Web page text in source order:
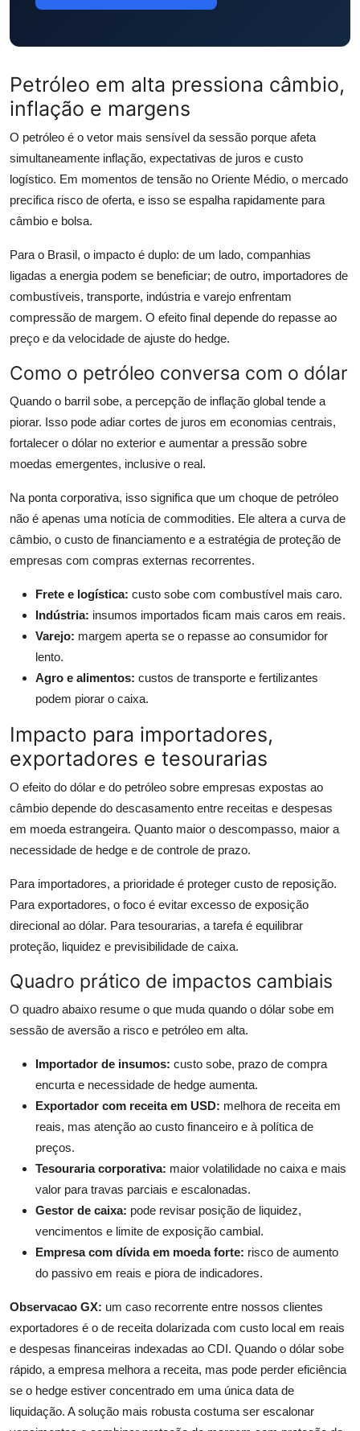
Petróleo em alta pressiona câmbio,
inflação e margens
O petróleo é o vetor mais sensível da sessão porque afeta
simultaneamente inflação, expectativas de juros e custo
logístico. Em momentos de tensão no Oriente Médio, o mercado
precifica risco de oferta, e isso se espalha rapidamente para
câmbio e bolsa.
Para o Brasil, o impacto é duplo: de um lado, companhias
ligadas a energia podem se beneficiar; de outro, importadores de
combustíveis, transporte, indústria e varejo enfrentam
compressão de margem. O efeito final depende do repasse ao
preço e da velocidade de ajuste do hedge.
Como o petróleo conversa com o dólar
Quando o barril sobe, a percepção de inflação global tende a
piorar. Isso pode adiar cortes de juros em economias centrais,
fortalecer o dólar no exterior e aumentar a pressão sobre
moedas emergentes, inclusive o real.
Na ponta corporativa, isso significa que um choque de petróleo
não é apenas uma notícia de commodities. Ele altera a curva de
câmbio, o custo de financiamento e a estratégia de proteção de
empresas com compras externas recorrentes.
Frete e logística: custo sobe com combustível mais caro.
Indústria: insumos importados ficam mais caros em reais.
Varejo: margem aperta se o repasse ao consumidor for
lento.
Agro e alimentos: custos de transporte e fertilizantes
podem piorar o caixa.
Impacto para importadores,
exportadores e tesourarias
O efeito do dólar e do petróleo sobre empresas expostas ao
câmbio depende do descasamento entre receitas e despesas
em moeda estrangeira. Quanto maior o descompasso, maior a
necessidade de hedge e de controle de prazo.
Para importadores, a prioridade é proteger custo de reposição.
Para exportadores, o foco é evitar excesso de exposição
direcional ao dólar. Para tesourarias, a tarefa é equilibrar
proteção, liquidez e previsibilidade de caixa.
Quadro prático de impactos cambiais
O quadro abaixo resume o que muda quando o dólar sobe em
sessão de aversão a risco e petróleo em alta.
Importador de insumos: custo sobe, prazo de compra
encurta e necessidade de hedge aumenta.
Exportador com receita em USD: melhora de receita em
reais, mas atenção ao custo financeiro e à política de
preços.
Tesouraria corporativa: maior volatilidade no caixa e mais
valor para travas parciais e escalonadas.
Gestor de caixa: pode revisar posição de liquidez,
vencimentos e limite de exposição cambial.
Empresa com dívida em moeda forte: risco de aumento
do passivo em reais e piora de indicadores.
Observacao GX: um caso recorrente entre nossos clientes
exportadores é o de receita dolarizada com custo local em reais
e despesas financeiras indexadas ao CDI. Quando o dólar sobe
rápido, a empresa melhora a receita, mas pode perder eficiência
se o hedge estiver concentrado em uma única data de
liquidação. A solução mais robusta costuma ser escalonar